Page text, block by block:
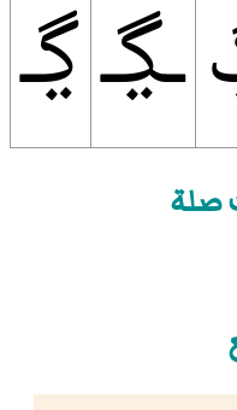
ـڲـڲـ
صلة